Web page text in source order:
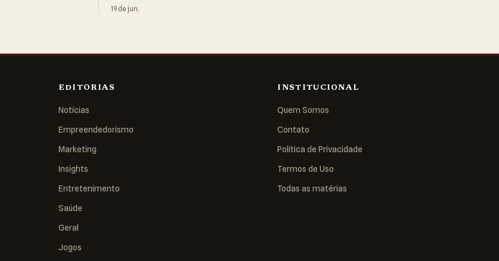
19 de jun.
EDITORIAS
Notícias
Empreendedorismo
Marketing
Insights
Entretenimento
Saúde
Geral
Jogos
INSTITUCIONAL
Quem Somos
Contato
Política de Privacidade
Termos de Uso
Todas as matérias